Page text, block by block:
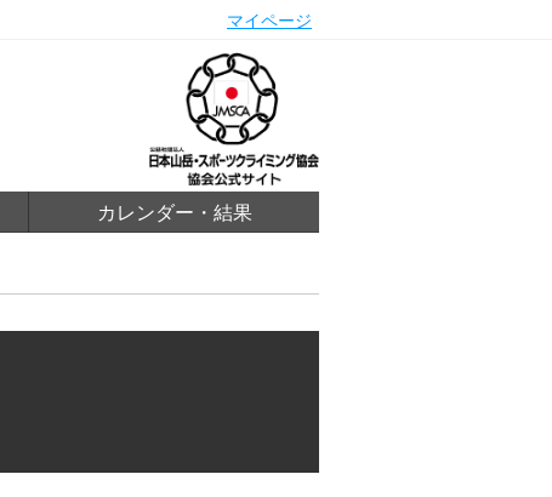
マイページ
カレンダー・結果